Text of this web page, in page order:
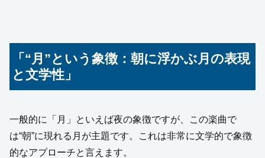
「“月”という象徴：朝に浮かぶ月の表現
と文学性」
一般的に「月」といえば夜の象徴ですが、この楽曲で
は“朝”に現れる月が主題です。これは非常に文学的で象徴
的なアプローチと言えます。